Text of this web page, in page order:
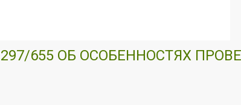
655 ОБ ОСОБЕННОСТЯХ